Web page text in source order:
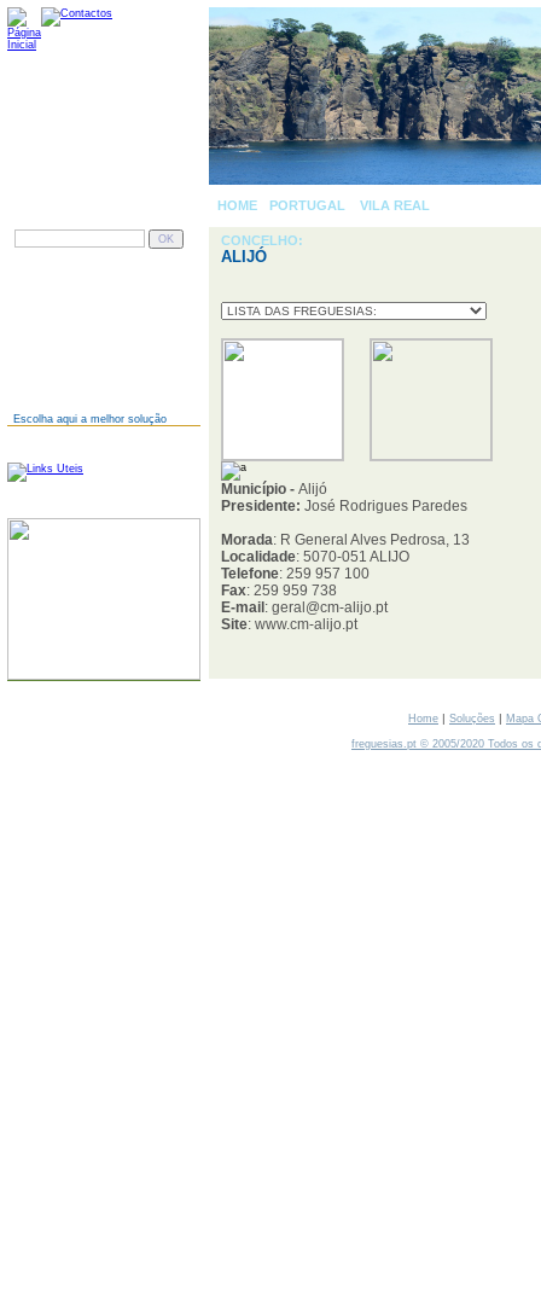
Escolha aqui a melhor solução
HOME PORTUGAL VILA REAL
CONCELHO:
ALIJÓ
Município - Alijó
Presidente: José Rodrigues Paredes
Morada: R General Alves Pedrosa, 13
Localidade: 5070-051 ALIJO
Telefone: 259 957 100
Fax: 259 959 738
E-mail : geral@cm-alijo.pt
Site: www.cm-alijo.pt
Home | Soluções | Mapa
freguesias.pt © 2005/2020 Todos os